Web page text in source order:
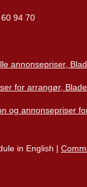
94 70
annonsepriser,
for arrangør,
og annonsepriser
in English |